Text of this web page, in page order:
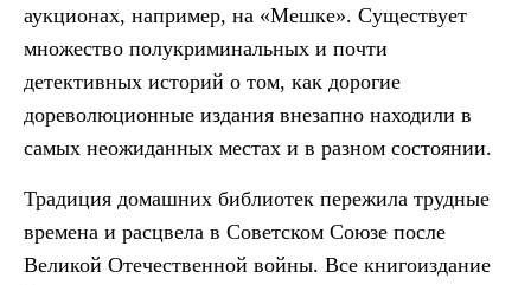
аукционах, например, на «Мешке». Существует
множество полукриминальных и почти
детективных историй о том, как дорогие
дореволюционные издания внезапно находили в
самых неожиданных местах и в разном состоянии.
Традиция домашних библиотек пережила трудные
времена и расцвела в Советском Союзе после
Великой Отечественной войны. Все книгоиздание